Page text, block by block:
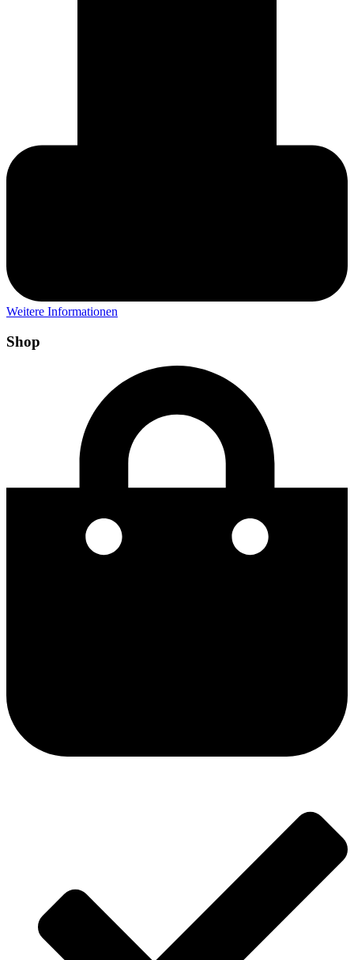
Weitere Informationen
Shop